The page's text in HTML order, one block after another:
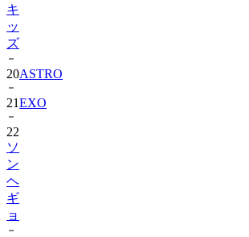
キ
ッ
ズ
20ASTRO
21EXO
22
ソ
ン
ヘ
ギ
ョ